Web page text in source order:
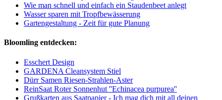
Wie man schnell und einfach ein Staudenbeet anlegt
Wasser sparen mit Tropfbewässerung
Gartengestaltung - Zeit für gute Planung
Bloomling entdecken:
Esschert Design
GARDENA Cleansystem Stiel
Dürr Samen Riesen-Strahlen-Aster
ReinSaat Roter Sonnenhut ''Echinacea purpurea''
Grußkarten aus Saatpapier - Ich mag dich mit all deinen